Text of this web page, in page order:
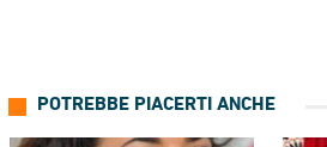
POTREBBE PIACERTI ANCHE